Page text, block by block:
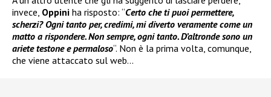
invece, Oppini ha risposto: “Certo che ti puoi permettere,
scherzi? Ogni tanto per, credimi, mi diverto veramente come un
matto a rispondere. Non sempre, ogni tanto. D’altronde sono un
ariete testone e permaloso“. Non è la prima volta, comunque,
che viene attaccato sul web…